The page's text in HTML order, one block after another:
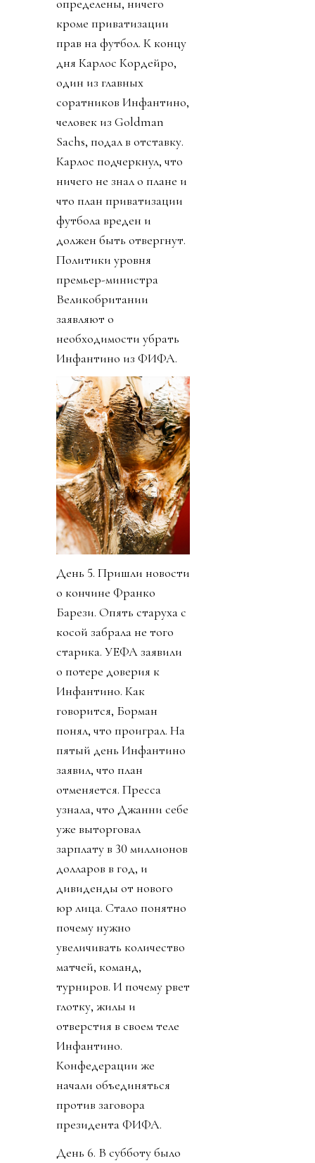
определены, ничего
кроме приватизации
прав на футбол. К концу
дня Карлос Кордейро,
один из главных
соратников Инфантино,
человек из Goldman
Sachs, подал в отставку.
Карлос подчеркнул, что
ничего не знал о плане и
что план приватизации
футбола вреден и
должен быть отвергнут.
Политики уровня
премьер-министра
Великобритании
заявляют о
необходимости убрать
Инфантино из ФИФА.
День 5. Пришли новости
о кончине Франко
Барези. Опять старуха с
косой забрала не того
старика. УЕФА заявили
о потере доверия к
Инфантино. Как
говорится, Борман
понял, что проиграл. На
пятый день Инфантино
заявил, что план
отменяется. Пресса
узнала, что Джанни себе
уже выторговал
зарплату в 30 миллионов
долларов в год, и
дивиденды от нового
юр лица. Стало понятно
почему нужно
увеличивать количество
матчей, команд,
турниров. И почему рвет
глотку, жилы и
отверстия в своем теле
Инфантино.
Конфедерации же
начали объединяться
против заговора
президента ФИФА.
День 6. В субботу было